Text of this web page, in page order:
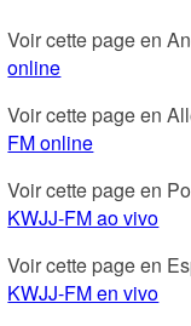
Voir cette page en
online
Voir cette page en
FM online
Voir cette page en
KWJJ-FM ao vivo
Voir cette page en
KWJJ-FM en vivo